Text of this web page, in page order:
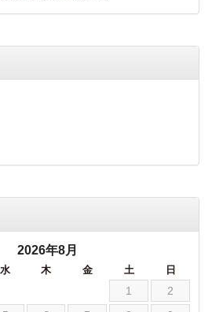
2026年8月
水 木 金 土 日
1
2